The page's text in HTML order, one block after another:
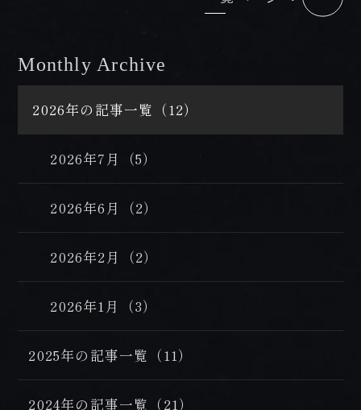
Monthly Archive
2026年の記事一覧（12）
2026年7月（5）
2026年6月（2）
2026年2月（2）
2026年1月（3）
2025年の記事一覧（11）
2024年の記事一覧（21）